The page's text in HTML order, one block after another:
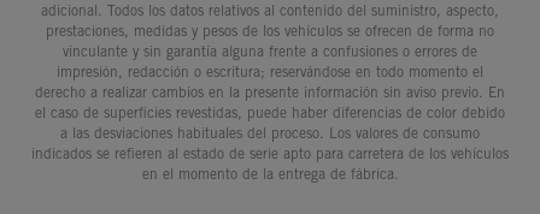
adicional. Todos los datos relativos al contenido del suministro, aspecto,
prestaciones, medidas y pesos de los vehículos se ofrecen de forma no
vinculante y sin garantía alguna frente a confusiones o errores de
impresión, redacción o escritura; reservándose en todo momento el
derecho a realizar cambios en la presente información sin aviso previo. En
el caso de superficies revestidas, puede haber diferencias de color debido
a las desviaciones habituales del proceso. Los valores de consumo
indicados se refieren al estado de serie apto para carretera de los vehículos
en el momento de la entrega de fábrica.